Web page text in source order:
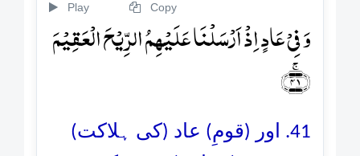
Play Copy
وَ فِیۡ عَادٍ اِذۡ اَرۡسَلۡنَا عَلَیۡہِمُ الرِّیۡحَ الۡعَقِیۡمَ
﴿ۚ۴۱﴾
41. اور (قومِ) عاد (کی ہلاکت)